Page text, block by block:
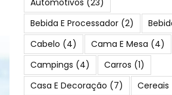
Bebida E Processador (2)
Cabelo (4) Cama E Mesa (4)
Campings (4) Carros (1)
Casa E Decoração (7) Cereais